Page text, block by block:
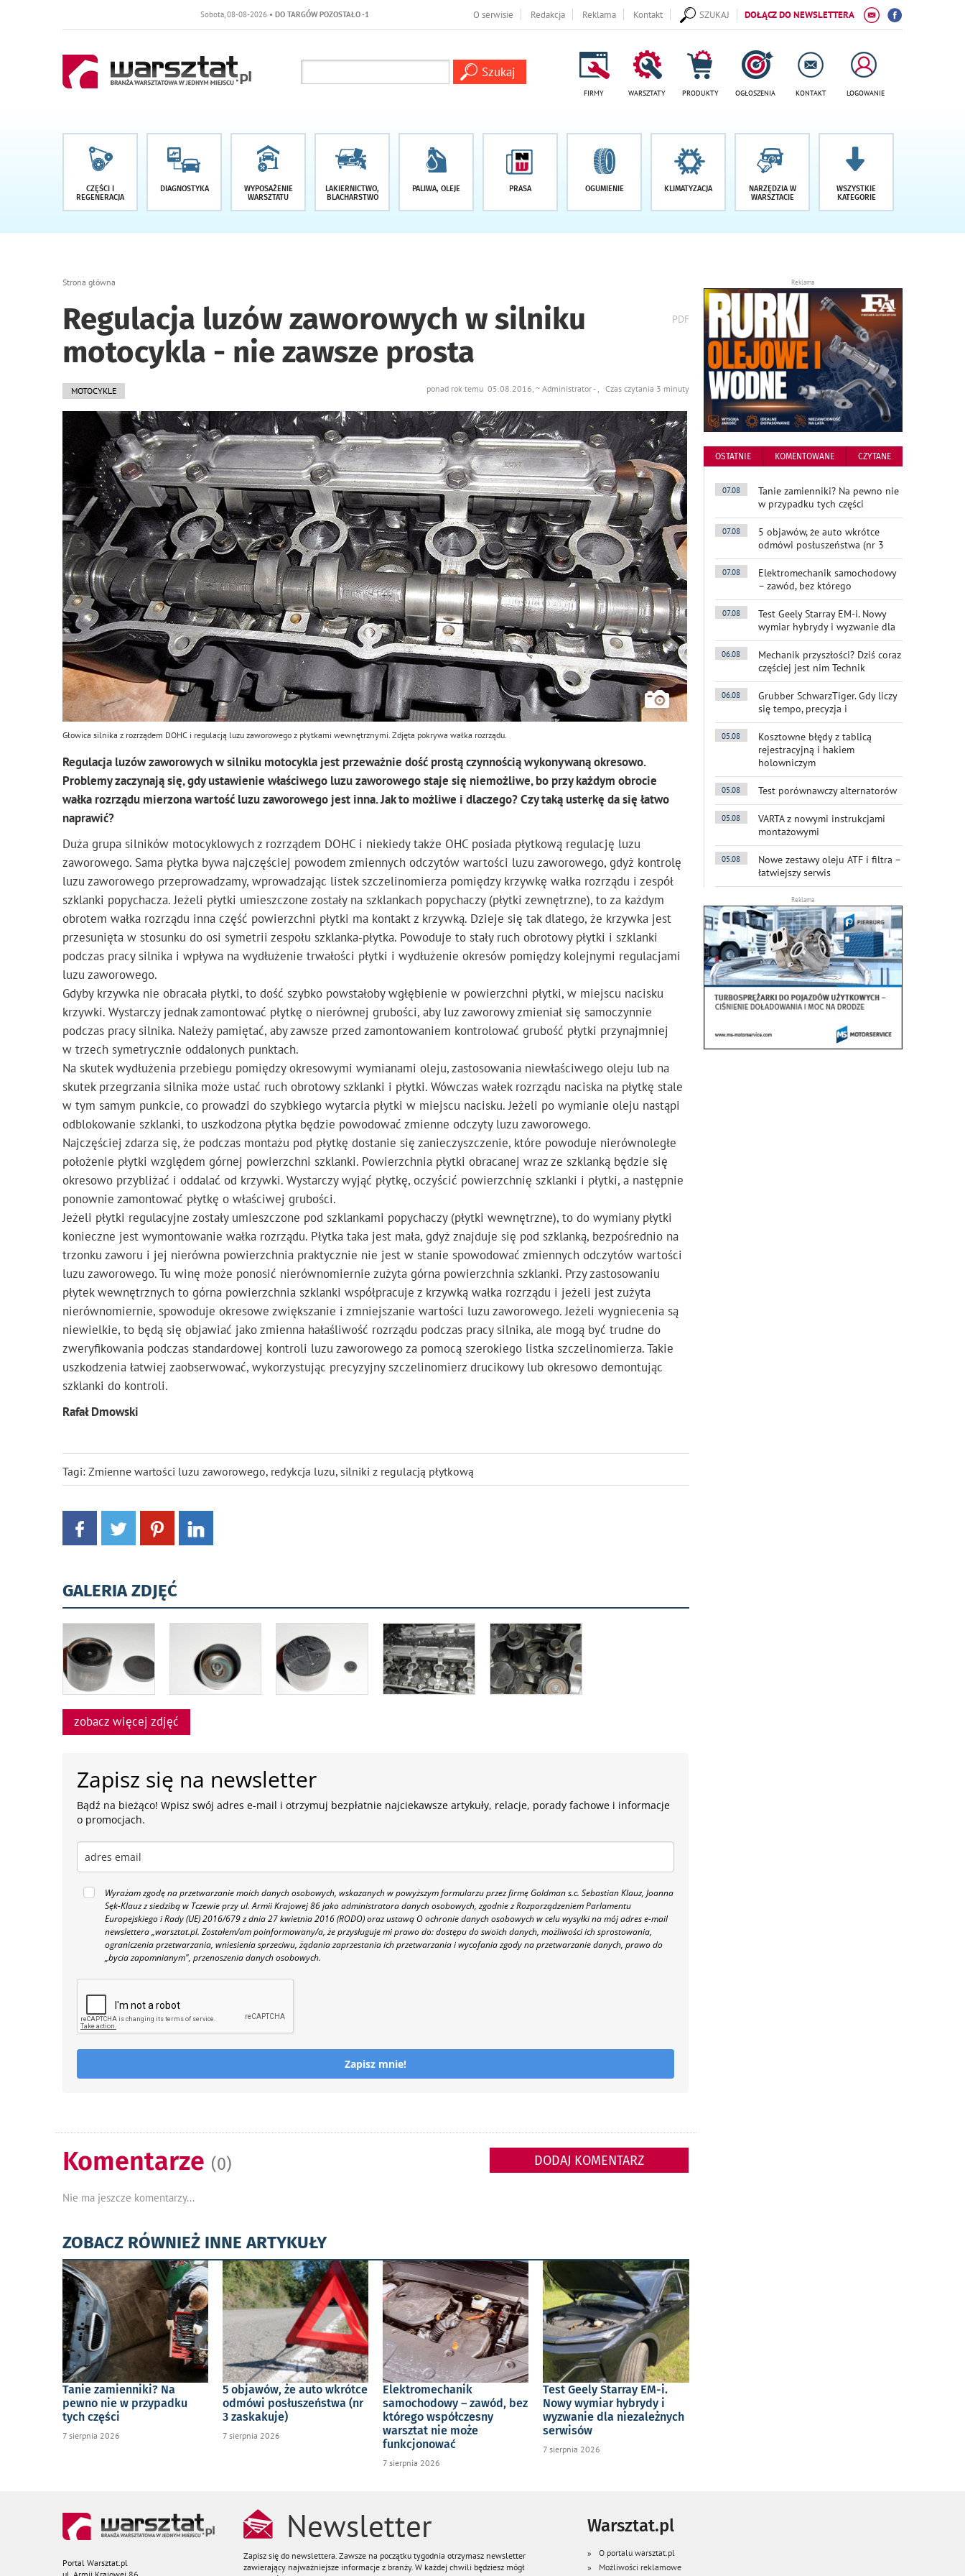
Sobota, 08-08-2026• DO TARGÓW POZOSTAŁO -1 DNI O serwisie Redakcja Reklama Kontakt DOŁĄCZ DO NEWSLETTERA
SZUKAJ
FIRMY WARSZTATY PRODUKTY OGŁOSZENIA KONTAKT LOGOWANIE
CZĘŚCI I
REGENERACJA
DIAGNOSTYKA
WYPOSAŻENIE
WARSZTATU
LAKIERNICTWO,
BLACHARSTWO
PALIWA, OLEJE PRASA OGUMIENIE KLIMATYZACJA
NARZĘDZIA W
WARSZTACIE
WSZYSTKIE
KATEGORIE
Strona główna
Regulacja luzów zaworowych w silniku
motocykla - nie zawsze prosta
wydrukuj
podstronę
PDF
MOTOCYKLE ponad rok temu 05.08.2016, ~ Administrator - , Czas czytania 3 minuty
Głowica silnika z rozrządem DOHC i regulacją luzu zaworowego z płytkami wewnętrznymi. Zdjęta pokrywa wałka rozrządu.
Regulacja luzów zaworowych w silniku motocykla jest przeważnie dość prostą czynnością wykonywaną okresowo.
Problemy zaczynają się, gdy ustawienie właściwego luzu zaworowego staje się niemożliwe, bo przy każdym obrocie
wałka rozrządu mierzona wartość luzu zaworowego jest inna. Jak to możliwe i dlaczego? Czy taką usterkę da się łatwo
naprawić?
Duża grupa silników motocyklowych z rozrządem DOHC i niekiedy także OHC posiada płytkową regulację luzu
zaworowego. Sama płytka bywa najczęściej powodem zmiennych odczytów wartości luzu zaworowego, gdyż kontrolę
luzu zaworowego przeprowadzamy, wprowadzając listek szczelinomierza pomiędzy krzywkę wałka rozrządu i zespół
szklanki popychacza. Jeżeli płytki umieszczone zostały na szklankach popychaczy (płytki zewnętrzne), to za każdym
obrotem wałka rozrządu inna część powierzchni płytki ma kontakt z krzywką. Dzieje się tak dlatego, że krzywka jest
przesunięta w stosunku do osi symetrii zespołu szklanka-płytka. Powoduje to stały ruch obrotowy płytki i szklanki
podczas pracy silnika i wpływa na wydłużenie trwałości płytki i wydłużenie okresów pomiędzy kolejnymi regulacjami
luzu zaworowego.
Gdyby krzywka nie obracała płytki, to dość szybko powstałoby wgłębienie w powierzchni płytki, w miejscu nacisku
krzywki. Wystarczy jednak zamontować płytkę o nierównej grubości, aby luz zaworowy zmieniał się samoczynnie
podczas pracy silnika. Należy pamiętać, aby zawsze przed zamontowaniem kontrolować grubość płytki przynajmniej
w trzech symetrycznie oddalonych punktach.
Na skutek wydłużenia przebiegu pomiędzy okresowymi wymianami oleju, zastosowania niewłaściwego oleju lub na
skutek przegrzania silnika może ustać ruch obrotowy szklanki i płytki. Wówczas wałek rozrządu naciska na płytkę stale
w tym samym punkcie, co prowadzi do szybkiego wytarcia płytki w miejscu nacisku. Jeżeli po wymianie oleju nastąpi
odblokowanie szklanki, to uszkodzona płytka będzie powodować zmienne odczyty luzu zaworowego.
Najczęściej zdarza się, że podczas montażu pod płytkę dostanie się zanieczyszczenie, które powoduje nierównoległe
położenie płytki względem górnej powierzchni szklanki. Powierzchnia płytki obracanej wraz ze szklanką będzie się
okresowo przybliżać i oddalać od krzywki. Wystarczy wyjąć płytkę, oczyścić powierzchnię szklanki i płytki, a następnie
ponownie zamontować płytkę o właściwej grubości.
Jeżeli płytki regulacyjne zostały umieszczone pod szklankami popychaczy (płytki wewnętrzne), to do wymiany płytki
konieczne jest wymontowanie wałka rozrządu. Płytka taka jest mała, gdyż znajduje się pod szklanką, bezpośrednio na
trzonku zaworu i jej nierówna powierzchnia praktycznie nie jest w stanie spowodować zmiennych odczytów wartości
luzu zaworowego. Tu winę może ponosić nierównomiernie zużyta górna powierzchnia szklanki. Przy zastosowaniu
płytek wewnętrznych to górna powierzchnia szklanki współpracuje z krzywką wałka rozrządu i jeżeli jest zużyta
nierównomiernie, spowoduje okresowe zwiększanie i zmniejszanie wartości luzu zaworowego. Jeżeli wygniecenia są
niewielkie, to będą się objawiać jako zmienna hałaśliwość rozrządu podczas pracy silnika, ale mogą być trudne do
zweryfikowania podczas standardowej kontroli luzu zaworowego za pomocą szerokiego listka szczelinomierza. Takie
uszkodzenia łatwiej zaobserwować, wykorzystując precyzyjny szczelinomierz drucikowy lub okresowo demontując
szklanki do kontroli.
Rafał Dmowski
Tagi: Zmienne wartości luzu zaworowego, redykcja luzu, silniki z regulacją płytkową
GALERIA ZDJĘĆ
zobacz więcej zdjęć
Zapisz się na newsletter
Bądź na bieżąco! Wpisz swój adres e-mail i otrzymuj bezpłatnie najciekawsze artykuły, relacje, porady fachowe i informacje
o promocjach.
Wyrażam zgodę na przetwarzanie moich danych osobowych, wskazanych w powyższym formularzu przez firmę Goldman s.c. Sebastian Klauz, Joanna
Sęk-Klauz z siedzibą w Tczewie przy ul. Armii Krajowej 86 jako administratora danych osobowych, zgodnie z Rozporządzeniem Parlamentu
Europejskiego i Rady (UE) 2016/679 z dnia 27 kwietnia 2016 (RODO) oraz ustawą O ochronie danych osobowych w celu wysyłki na mój adres e-mail
newslettera „warsztat.pl. Zostałem/am poinformowany/a, że przysługuje mi prawo do: dostępu do swoich danych, możliwości ich sprostowania,
ograniczenia przetwarzania, wniesienia sprzeciwu, żądania zaprzestania ich przetwarzania i wycofania zgody na przetwarzanie danych, prawo do
„bycia zapomnianym", przenoszenia danych osobowych.
Zapisz mnie!
Komentarze (0) DODAJ KOMENTARZ
Nie ma jeszcze komentarzy...
ZOBACZ RÓWNIEŻ INNE ARTYKUŁY
Tanie zamienniki? Na
pewno nie w przypadku
tych części
7 sierpnia 2026
5 objawów, że auto wkrótce
odmówi posłuszeństwa (nr
3 zaskakuje)
7 sierpnia 2026
Elektromechanik
samochodowy – zawód, bez
którego współczesny
warsztat nie może
funkcjonować
7 sierpnia 2026
Test Geely Starray EM-i.
Nowy wymiar hybrydy i
wyzwanie dla niezależnych
serwisów
7 sierpnia 2026
Reklama
OSTATNIE KOMENTOWANE CZYTANE
07.08
Tanie zamienniki? Na pewno nie
w przypadku tych części
07.08
5 objawów, że auto wkrótce
odmówi posłuszeństwa (nr 3
07.08
Elektromechanik samochodowy
– zawód, bez którego
07.08
Test Geely Starray EM-i. Nowy
wymiar hybrydy i wyzwanie dla
06.08
Mechanik przyszłości? Dziś coraz
częściej jest nim Technik
06.08
Grubber SchwarzTiger. Gdy liczy
się tempo, precyzja i
05.08
Kosztowne błędy z tablicą
rejestracyjną i hakiem
holowniczym
05.08 Test porównawczy alternatorów
05.08
VARTA z nowymi instrukcjami
montażowymi
05.08
Nowe zestawy oleju ATF i filtra –
łatwiejszy serwis
Reklama
Portal Warsztat.pl
Newsletter
Zapisz się do newslettera. Zawsze na początku tygodnia otrzymasz newsletter
zawierający najważniejsze informacje z branży. W każdej chwili będziesz mógł
Warsztat.pl
O portalu warsztat.pl
Możliwości reklamowe